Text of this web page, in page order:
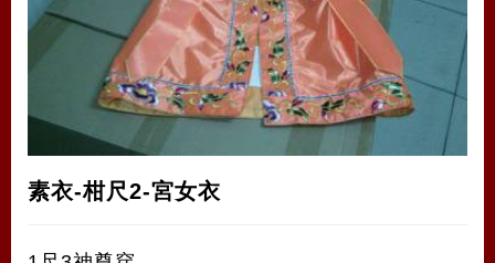
素衣-柑尺2-宮女衣